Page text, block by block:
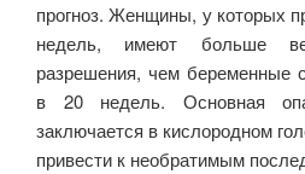
прогноз. Женщины, у которых
недель, имеют больше
разрешения, чем беременные
в 20 недель. Основная
заключается в кислородном
привести к необратимым